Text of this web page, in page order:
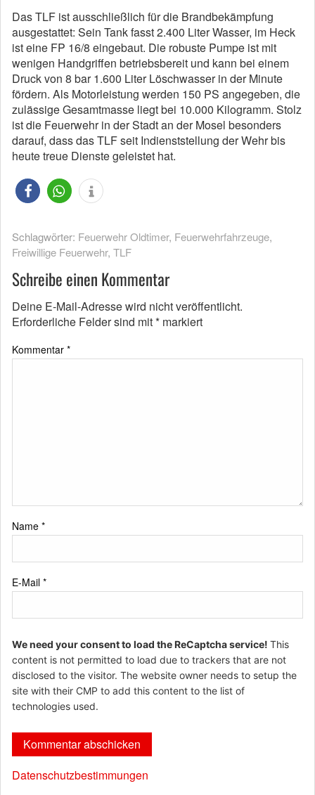
Das TLF ist ausschließlich für die Brandbekämpfung
ausgestattet: Sein Tank fasst 2.400 Liter Wasser, im Heck
ist eine FP 16/8 eingebaut. Die robuste Pumpe ist mit
wenigen Handgriffen betriebsbereit und kann bei einem
Druck von 8 bar 1.600 Liter Löschwasser in der Minute
fördern. Als Motorleistung werden 150 PS angegeben, die
zulässige Gesamtmasse liegt bei 10.000 Kilogramm. Stolz
ist die Feuerwehr in der Stadt an der Mosel besonders
darauf, dass das TLF seit Indienststellung der Wehr bis
heute treue Dienste geleistet hat.
Schlagwörter: Feuerwehr Oldtimer, Feuerwehrfahrzeuge,
Freiwillige Feuerwehr, TLF
Schreibe einen Kommentar
Deine E-Mail-Adresse wird nicht veröffentlicht.
Erforderliche Felder sind mit* markiert
Kommentar *
Name *
E-Mail *
We need your consent to load the ReCaptcha service! This
content is not permitted to load due to trackers that are not
disclosed to the visitor. The website owner needs to setup the
site with their CMP to add this content to the list of
technologies used.
Datenschutzbestimmungen